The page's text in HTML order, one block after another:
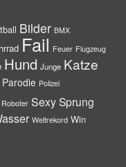
Bilder BMX
Fail Feuer Flugzeug
Hund Junge Katze
Parodie Polizei
Roboter SexySprung
Weltrekord Win